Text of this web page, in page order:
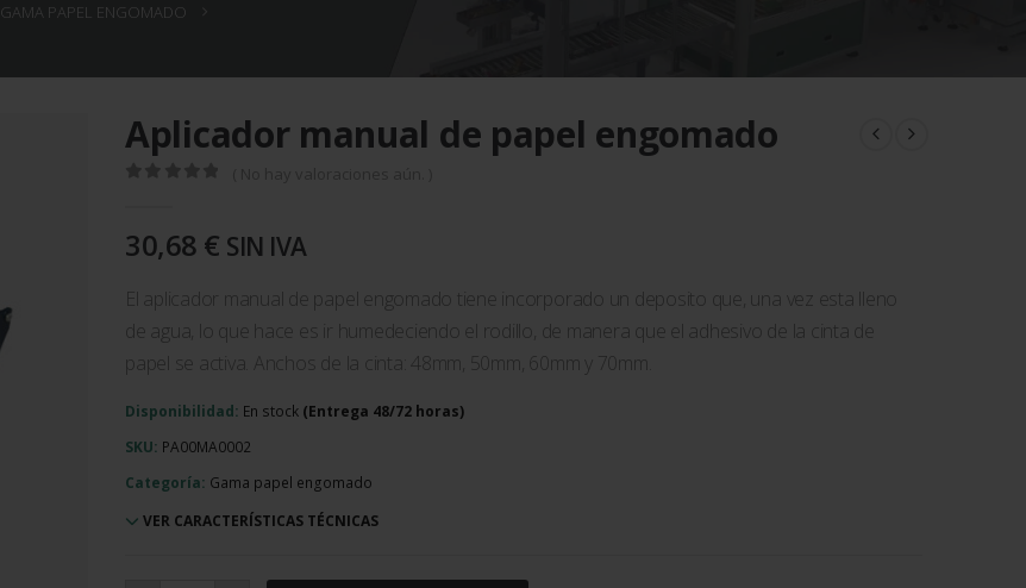
GAMA PAPEL ENGOMADO
Aplicador manual de papel engomado
30,68 € SIN IVA
El aplicador manual de papel engomado tiene incorporado un deposito que, una vez esta lleno
de agua, lo que hace es ir humedeciendo el rodillo, de manera que el adhesivo de la cinta de
papel se activa. Anchos de la cinta: 48mm, 50mm, 60mm y 70mm.
Disponibilidad: En stock
SKU: PA00MA0002
Categoría: Gama papel engomado
VER CARACTERÍSTICAS TÉCNICAS